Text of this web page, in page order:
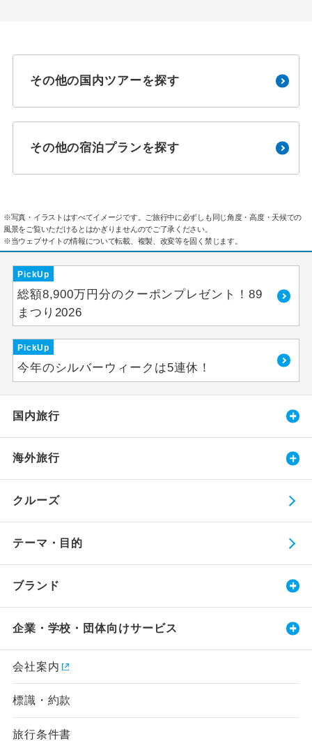
その他の国内ツアーを探す
その他の宿泊プランを探す
※写真・イラストはすべてイメージです。ご旅行中に必ずしも同じ角度・高度・天候での
風景をご覧いただけるとはかぎりませんのでご了承ください。
※当ウェブサイトの情報について転載、複製、改変等を固く禁じます。
PickUp
総額8,900万円分のクーポンプレゼント！89
まつり2026
PickUp
今年のシルバーウィークは5連休！
国内旅行
海外旅行
クルーズ
テーマ・目的
ブランド
企業・学校・団体向けサービス
会社案内
標識・約款
旅行条件書